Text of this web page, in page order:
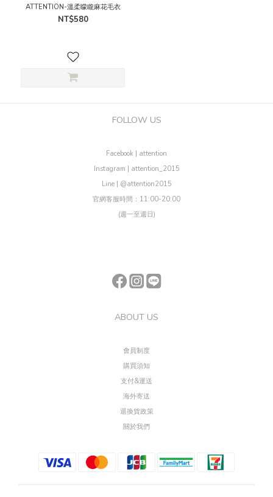
ATTENTION-溫柔矇矓麻花毛衣
NT$580
FOLLOW US
Facebook | attention
Instagram | attention_2015
Line | @attention2015
官網客服時間：11:00-20:00
(週一至週日)
ABOUT US
會員制度
購買須知
支付&運送
海外寄送
退換貨政策
關於我們